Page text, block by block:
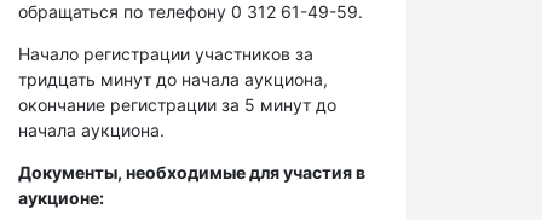
обращаться по телефону 0 312 61-49-59.
Начало регистрации участников за
тридцать минут до начала аукциона,
окончание регистрации за 5 минут до
начала аукциона.
Документы, необходимые для участия в
аукционе: